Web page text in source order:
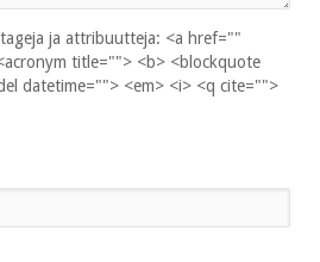
ja attribuutteja: <a href=""
title=""> <b> <blockquote
datetime=""> <em> <i> <q cite="">